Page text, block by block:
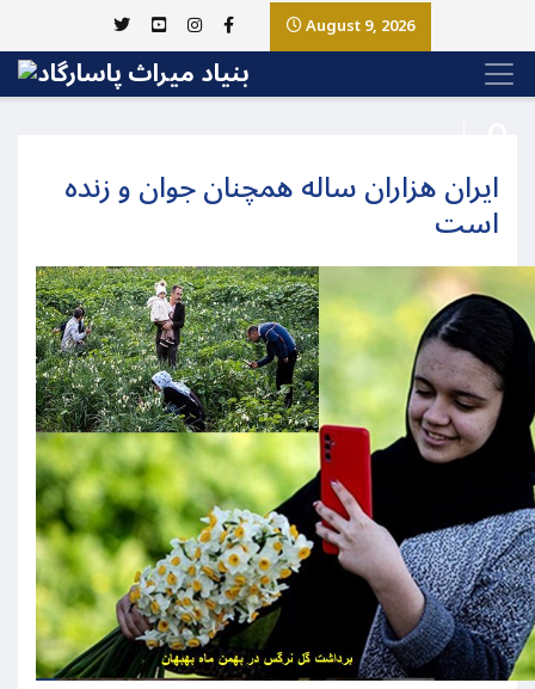
August 9, 2026
ایران هزاران ساله همچنان جوان و زنده
است